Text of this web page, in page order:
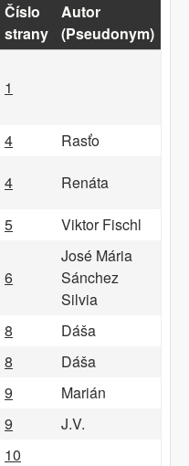
Číslo
strany
Autor
(Pseudonym)
1
4
Rasťo
4
Renáta
5 Viktor Fischl
6
José Mária
Sánchez
Silvia
8
Dáša
8
Dáša
9
Marián
9
J.V.
10